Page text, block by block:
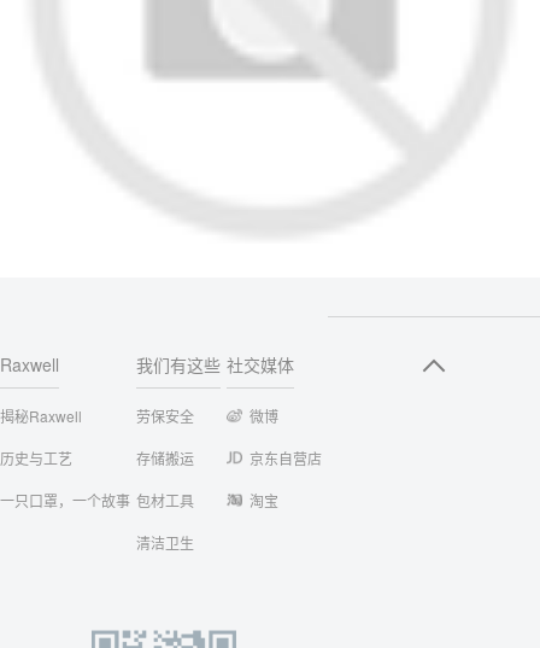
Raxwell
揭秘Raxwell
历史与工艺
一只口罩，一个故事
我们有这些
劳保安全
存储搬运
包材工具
清洁卫生
社交媒体
微博
京东自营店
淘宝